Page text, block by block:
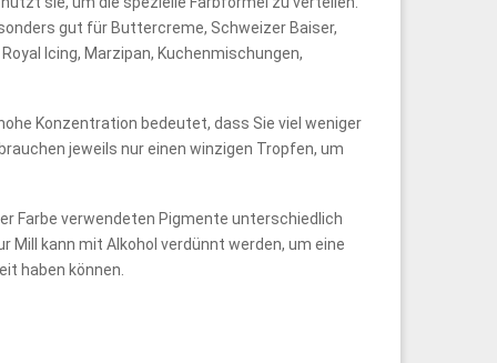
gut für Buttercreme, Schweizer Baiser,
Icing, Marzipan, Kuchenmischungen,
Konzentration bedeutet, dass Sie viel weniger
jeweils nur einen winzigen Tropfen, um
Farbe verwendeten Pigmente unterschiedlich
Mill kann mit Alkohol verdünnt werden, um eine
haben können.